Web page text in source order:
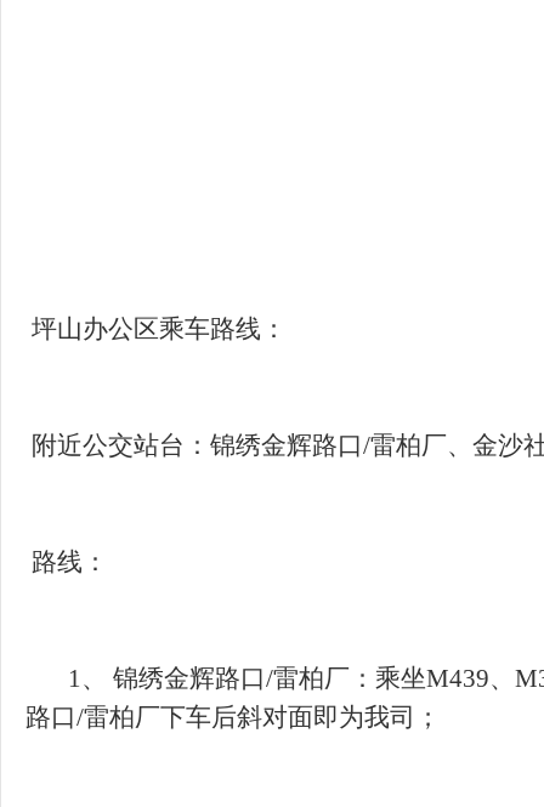
1、 锦绣金辉路口/雷柏厂：乘坐M439、